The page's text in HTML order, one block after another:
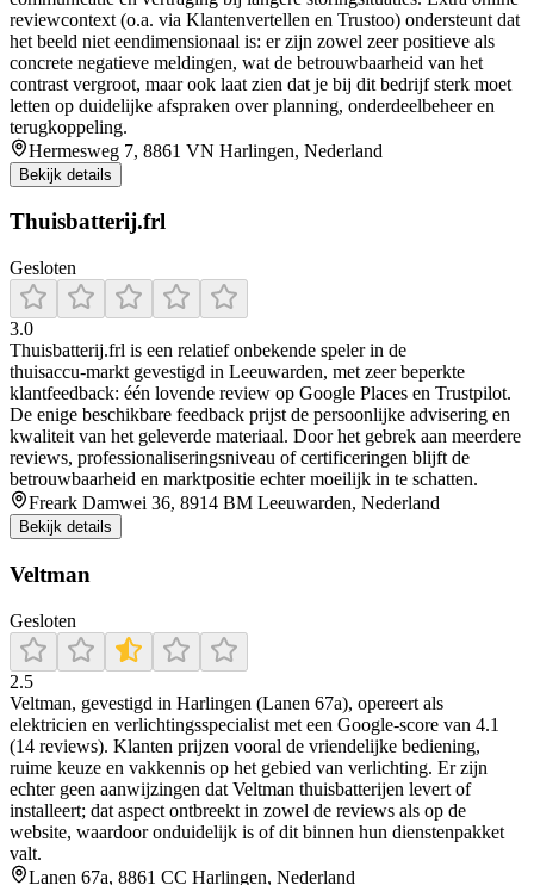
reviewcontext (o.a. via Klantenvertellen en Trustoo) ondersteunt dat
het beeld niet eendimensionaal is: er zijn zowel zeer positieve als
concrete negatieve meldingen, wat de betrouwbaarheid van het
contrast vergroot, maar ook laat zien dat je bij dit bedrijf sterk moet
letten op duidelijke afspraken over planning, onderdeelbeheer en
terugkoppeling.
Hermesweg 7, 8861 VN Harlingen, Nederland
Bekijk details
Thuisbatterij.frl
Gesloten
3.0
Thuisbatterij.frl is een relatief onbekende speler in de
thuisaccu‑markt gevestigd in Leeuwarden, met zeer beperkte
klantfeedback: één lovende review op Google Places en Trustpilot.
De enige beschikbare feedback prijst de persoonlijke advisering en
kwaliteit van het geleverde materiaal. Door het gebrek aan meerdere
reviews, professionaliseringsniveau of certificeringen blijft de
betrouwbaarheid en marktpositie echter moeilijk in te schatten.
Freark Damwei 36, 8914 BM Leeuwarden, Nederland
Bekijk details
Veltman
Gesloten
2.5
Veltman, gevestigd in Harlingen (Lanen 67a), opereert als
elektricien en verlichtingsspecialist met een Google‑score van 4.1
(14 reviews). Klanten prijzen vooral de vriendelijke bediening,
ruime keuze en vakkennis op het gebied van verlichting. Er zijn
echter geen aanwijzingen dat Veltman thuisbatterijen levert of
installeert; dat aspect ontbreekt in zowel de reviews als op de
website, waardoor onduidelijk is of dit binnen hun dienstenpakket
valt.
Lanen 67a, 8861 CC Harlingen, Nederland